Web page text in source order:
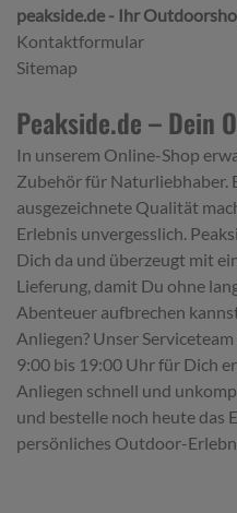
peakside.de - Ihr
Kontaktformular
Sitemap
Peakside.de – Dein
In unserem Online-Shop
Zubehör für Naturliebhaber.
ausgezeichnete Qualität
Erlebnis unvergesslich.
Dich da und überzeugt mit
Lieferung, damit Du ohne
Abenteuer aufbrechen
Anliegen? Unser
9:00 bis 19:00 Uhr für Dich
Anliegen schnell und
und bestelle noch heute das
persönliches Outdoor-